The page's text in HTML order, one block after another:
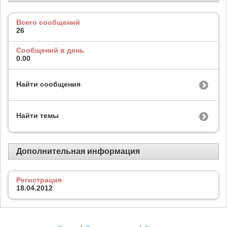
Всего сообщений
26
Сообщений в день
0.00
Найти сообщения
Найти темы
Дополнительная информация
Регистрация
18.04.2012